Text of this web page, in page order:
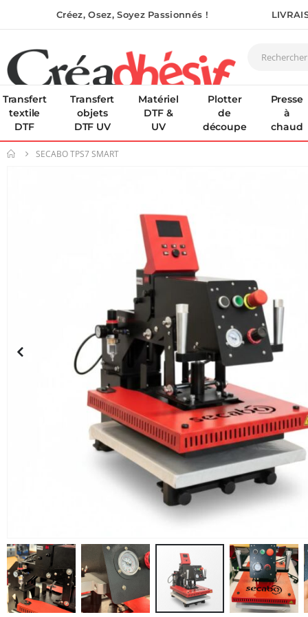
Créez, Osez, Soyez Passionnés !
Transfert
textile
DTF
Transfert
objets
DTF UV
Matériel
DTF &
UV
Plotter
de
découpe
Presse
à
chaud
SECABO TPS7 SMART